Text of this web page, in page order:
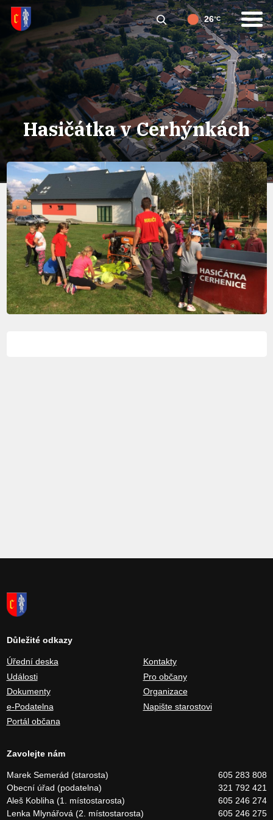
26°C
Hasičátka v Cerhýnkách
Důležité odkazy
Úřední deska
Události
Dokumenty
e-Podatelna
Portál občana
Kontakty
Pro občany
Organizace
Napište starostovi
Zavolejte nám
Marek Semerád (starosta)
605 283 808
Obecní úřad (podatelna)
321 792 421
Aleš Kobliha (1. místostarosta)
605 246 274
Lenka Mlynářová (2. místostarosta)
605 246 275